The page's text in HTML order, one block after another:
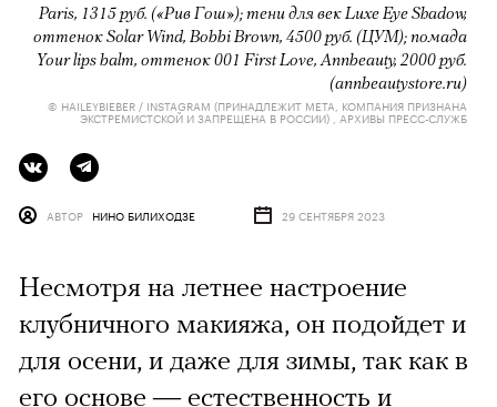
Paris, 1315 руб. («Рив Гош»); тени для век Luxe Eye Shadow,
оттенок Solar Wind, Bobbi Brown, 4500 руб. (ЦУМ); помада
Your lips balm, оттенок 001 First Love, Annbeauty, 2000 руб.
(annbeautystore.ru)
© HAILEYBIEBER / INSTAGRAM (ПРИНАДЛЕЖИТ META, КОМПАНИЯ ПРИЗНАНА
ЭКСТРЕМИСТСКОЙ И ЗАПРЕЩЕНА В РОССИИ) , АРХИВЫ ПРЕСС-СЛУЖБ
АВТОР НИНО БИЛИХОДЗЕ 29 СЕНТЯБРЯ 2023
Несмотря на летнее настроение
клубничного макияжа, он подойдет и
для осени, и даже для зимы, так как в
его основе — естественность и